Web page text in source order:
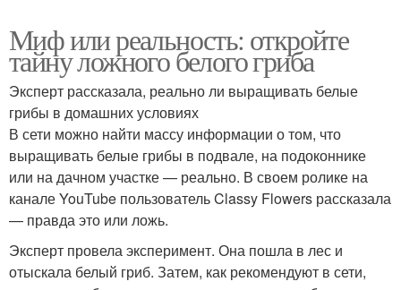
Миф или реальность: откройте
тайну ложного белого гриба
Эксперт рассказала, реально ли выращивать белые
грибы в домашних условиях
В сети можно найти массу информации о том, что
выращивать белые грибы в подвале, на подоконнике
или на дачном участке — реально. В своем ролике на
канале YouTube пользователь Classy Flowers рассказала
— правда это или ложь.
Эксперт провела эксперимент. Она пошла в лес и
отыскала белый гриб. Затем, как рекомендуют в сети,